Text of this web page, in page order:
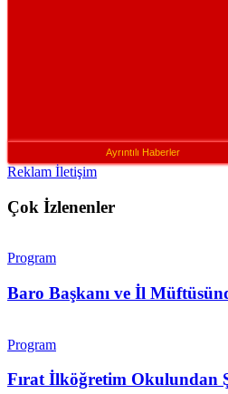
Ayrıntılı Haberler
Reklam İletişim
Çok İzlenenler
Program
Baro Başkanı ve İl
Program
Fırat İlköğretim Okulundan